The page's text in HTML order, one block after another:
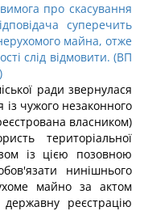
про скасування
суперечить
майна, отже
слід відмовити. (ВП
ради звернулася
чужого незаконного
власником)
територіальної
із цією позовною
нинішнього
майно за актом
реєстрацію